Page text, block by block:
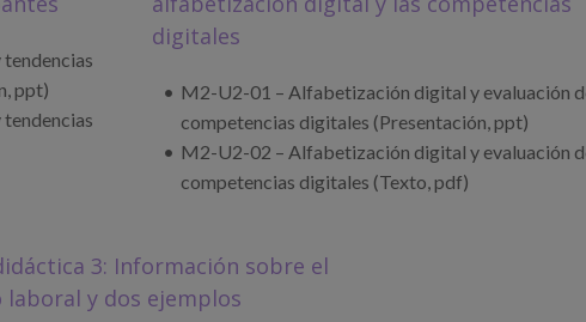
ppt)
digitales
M2-U2-01 – Alfabetización digital y evaluación
competencias digitales (Presentación, ppt)
M2-U2-02 – Alfabetización digital y evaluación
competencias digitales (Texto, pdf)
3: Información sobre el
laboral y dos ejemplos